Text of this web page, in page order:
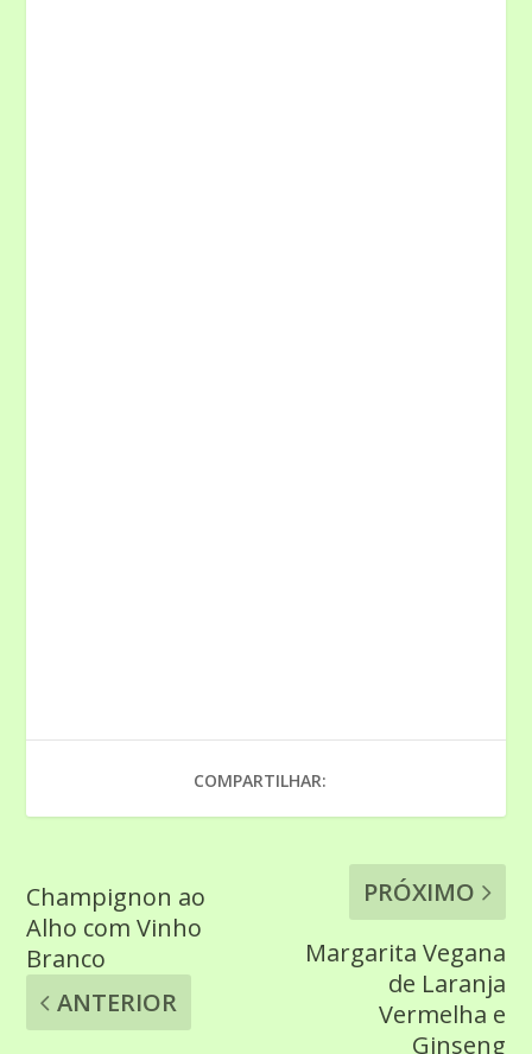
COMPARTILHAR:
Champignon ao
Alho com Vinho
Branco
ANTERIOR
PRÓXIMO
Margarita Vegana
de Laranja
Vermelha e
Ginseng